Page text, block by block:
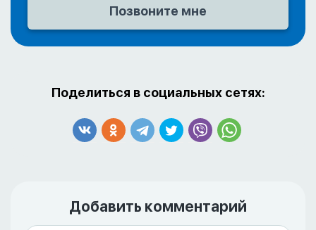
Поделиться в социальных сетях:
Добавить комментарий